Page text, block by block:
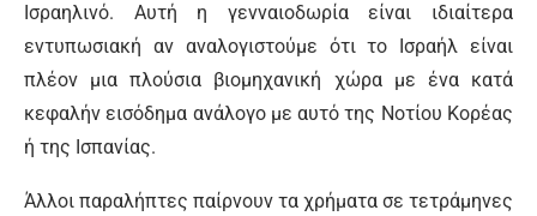
Ισραηλινό. Αυτή η γενναιοδωρία είναι ιδιαίτερα
εντυπωσιακή αν αναλογιστούμε ότι το Ισραήλ είναι
πλέον μια πλούσια βιομηχανική χώρα με ένα κατά
κεφαλήν εισόδημα ανάλογο με αυτό της Νοτίου Κορέας
ή της Ισπανίας.
Άλλοι παραλήπτες παίρνουν τα χρήματα σε τετράμηνες